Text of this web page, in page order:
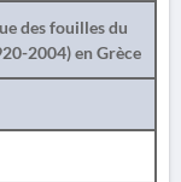
des fouilles du
2004) en Grèce